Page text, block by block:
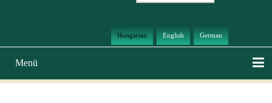
Hungarian English German
Main
navigation
Menü